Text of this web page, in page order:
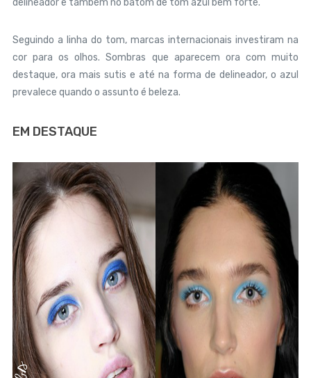
delineador e também no batom de tom azul bem forte.
Seguindo a linha do tom, marcas internacionais investiram na
cor para os olhos. Sombras que aparecem ora com muito
destaque, ora mais sutis e até na forma de delineador, o azul
prevalece quando o assunto é beleza.
EM DESTAQUE